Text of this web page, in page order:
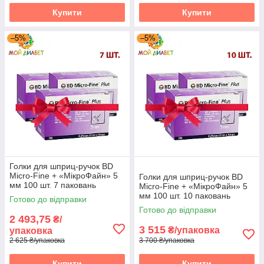
Діляться на кілька типів по довжині: короткі -
довжина яких становить 4-5 мм, найчастіше
шкірну складку. Також 8 мм для людей, які
страждають зайвою вагою.
2
Стерильні, але не багаторазові. Для кожного
нову голку для шприц-ручки.
3
Микрофайн - компанія, яка вважається лідером у
Купити Купити
–5%
Голки для шприц-ручок BD
Micro-Fine + «МікроФайн» 5
мм 100 шт. 7 паковань
Готово до відправки
2 493,75 ₴/
упаковка
2 625 ₴/упаковка
–5%
Голки для шприц-ручок BD
Micro-Fine + «МікроФайн» 5
мм 100 шт. 10 паковань
Готово до відправки
3 515 ₴/упаковка
3 700 ₴/упаковка